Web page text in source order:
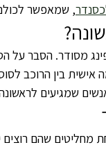
, שמאפשר
מסודר. הסבר על
בין הרוכב
שמגיעים
שהם רוצים